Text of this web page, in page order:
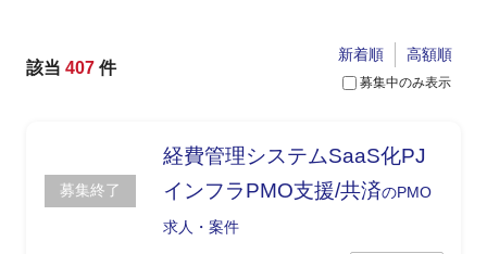
該当 407 件
募集中のみ表示
新着順 高額順
募集終了
経費管理システムSaaS化PJ
インフラPMO支援/共済のPMO
求人・案件